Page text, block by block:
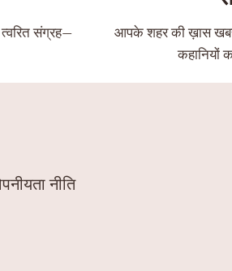
संग्रह—
आपके शहर की ख़ास
कहानियों
नीति